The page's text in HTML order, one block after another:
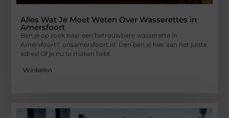
Alles Wat Je Moet Weten Over Wasserettes in
Amersfoort
Ben je op zoek naar een betrouwbare wasserette in
Amersfoort?. onsamersfoort.nl. Dan ben je hier aan het juiste
adres! Of je nu te maken hebt
Winkelen